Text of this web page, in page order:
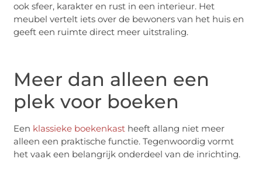
ook sfeer, karakter en rust in een interieur. Het
meubel vertelt iets over de bewoners van het huis en
geeft een ruimte direct meer uitstraling.
Meer dan alleen een
plek voor boeken
Een klassieke boekenkast heeft allang niet meer
alleen een praktische functie. Tegenwoordig vormt
het vaak een belangrijk onderdeel van de inrichting.